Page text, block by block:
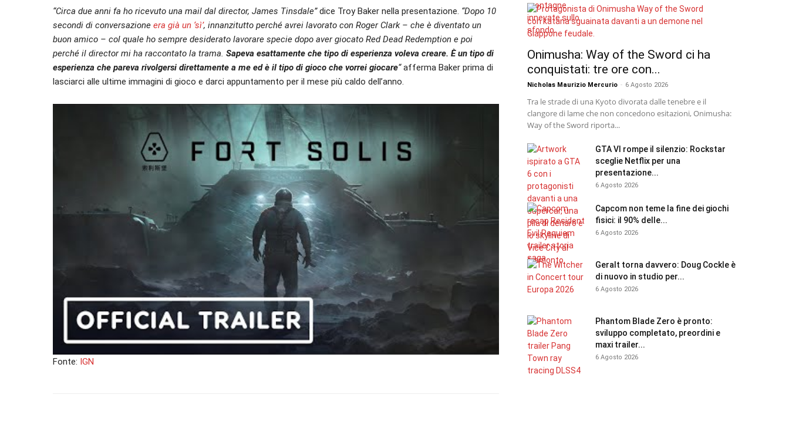
“Circa due anni fa ho ricevuto una mail dal director, James Tinsdale”dice Troy Baker nella presentazione. “Dopo 10
secondi di conversazione era già un ‘sì’, innanzitutto perché avrei lavorato con Roger Clark – che è diventato un
buon amico – col quale ho sempre desiderato lavorare specie dopo aver giocato Red Dead Redemption e poi
perché il director mi ha raccontato la trama. Sapeva esattamente che tipo di esperienza voleva creare. È un tipo di
esperienza che pareva rivolgersi direttamente a me ed è il tipo di gioco che vorrei giocare“afferma Baker prima di
lasciarci alle ultime immagini di gioco e darci appuntamento per il mese più caldo dell’anno.
Fonte: IGN
Onimusha: Way of the Sword ci ha
conquistati: tre ore con...
Nicholas Maurizio Mercurio - 6 Agosto 2026
Tra le strade di una Kyoto divorata dalle tenebre e il
clangore di lame che non concedono esitazioni, Onimusha:
Way of the Sword riporta...
GTA VI rompe il silenzio: Rockstar
sceglie Netflix per una
presentazione...
6 Agosto 2026
Capcom non teme la fine dei giochi
fisici: il 90% delle...
6 Agosto 2026
Geralt torna davvero: Doug Cockle è
di nuovo in studio per...
6 Agosto 2026
Phantom Blade Zero è pronto:
sviluppo completato, preordini e
maxi trailer...
6 Agosto 2026